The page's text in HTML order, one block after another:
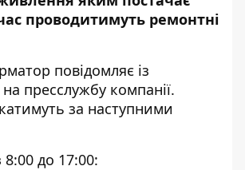
проводитимуть ремонтні
повідомляє із
пресслужбу компанії.
за наступними
до 17:00: